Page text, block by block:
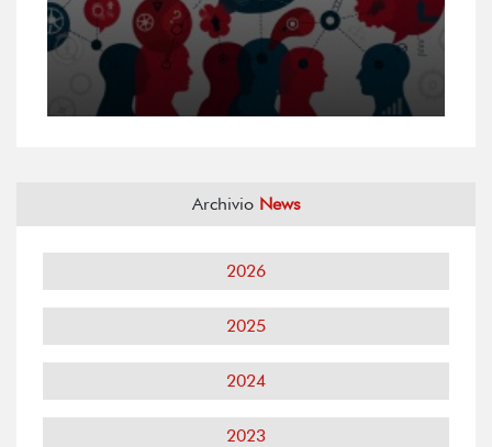
Archivio News
2026
2025
2024
2023